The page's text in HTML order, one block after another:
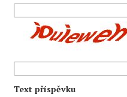
Text příspěvku